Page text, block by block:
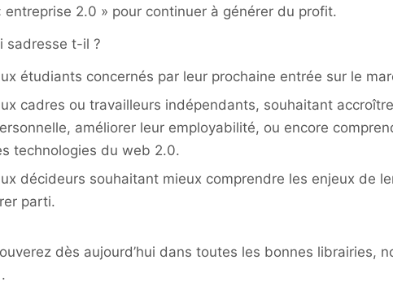
entreprise 2.0 » pour continuer à générer du profit.
sadresse t-il ?
étudiants concernés par leur prochaine entrée sur le
cadres ou travailleurs indépendants, souhaitant
améliorer leur employabilité, ou encore
technologies du web 2.0.
décideurs souhaitant mieux comprendre les enjeux de
parti.
dès aujourd’hui dans toutes les bonnes librairies,
.